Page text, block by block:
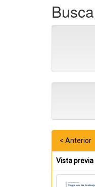
< Anterior
Vista previa